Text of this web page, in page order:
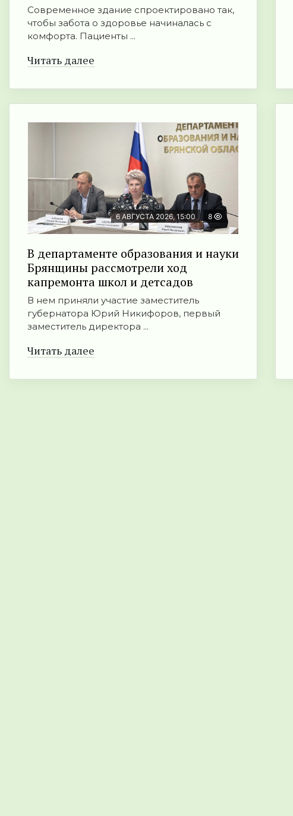
Современное здание спроектировано так,
чтобы забота о здоровье начиналась с
комфорта. Пациенты ...
Читать далее
6 АВГУСТА 2026, 15:00 8
В департаменте образования и науки
Брянщины рассмотрели ход
капремонта школ и детсадов
В нем приняли участие заместитель
губернатора Юрий Никифоров, первый
заместитель директора ...
Читать далее